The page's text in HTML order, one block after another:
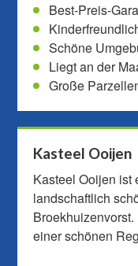
Best-Preis-
Schöne
Liegt an der
Große
Kasteel Ooijen
Kasteel Ooijen ist
landschaftlich
einer schönen